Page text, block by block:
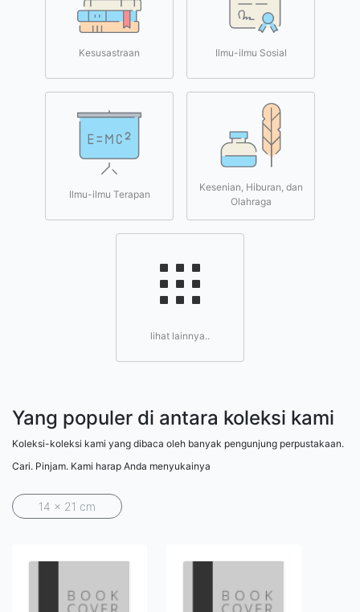
Kesusastraan Ilmu-ilmu Sosial
Ilmu-ilmu Terapan
Kesenian, Hiburan, dan
Olahraga
lihat lainnya..
Yang populer di antara koleksi kami
Koleksi-koleksi kami yang dibaca oleh banyak pengunjung perpustakaan.
Cari. Pinjam. Kami harap Anda menyukainya
14 x 21 cm